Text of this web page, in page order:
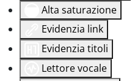
Alta saturazione
Evidenzia link
Evidenzia titoli
Lettore vocale